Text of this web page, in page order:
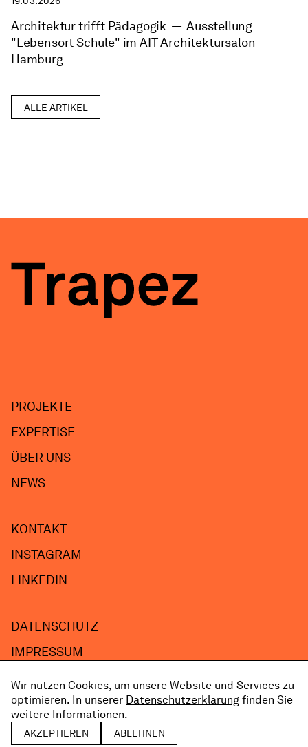
Wir nutzen Cookies, um unsere Website und Services zu
optimieren. In unserer Datenschutzerklärung finden Sie
weitere Informationen.
AKZEPTIEREN ABLEHNEN
Architektur trifft Pädagogik —Ausstellung
"Lebensort Schule" im AIT Architektursalon
Hamburg
ALLE ARTIKEL
PROJEKTE
EXPERTISE
ÜBER UNS
NEWS
KONTAKT
INSTAGRAM
LINKEDIN
DATENSCHUTZ
IMPRESSUM